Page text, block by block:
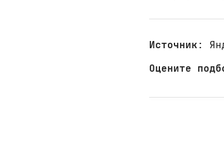
Источник:
Оцените